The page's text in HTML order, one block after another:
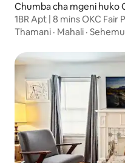
Chumba cha mgeni huko
1BR Apt | 8 mins OKC Fair
Thamani · Mahali ·